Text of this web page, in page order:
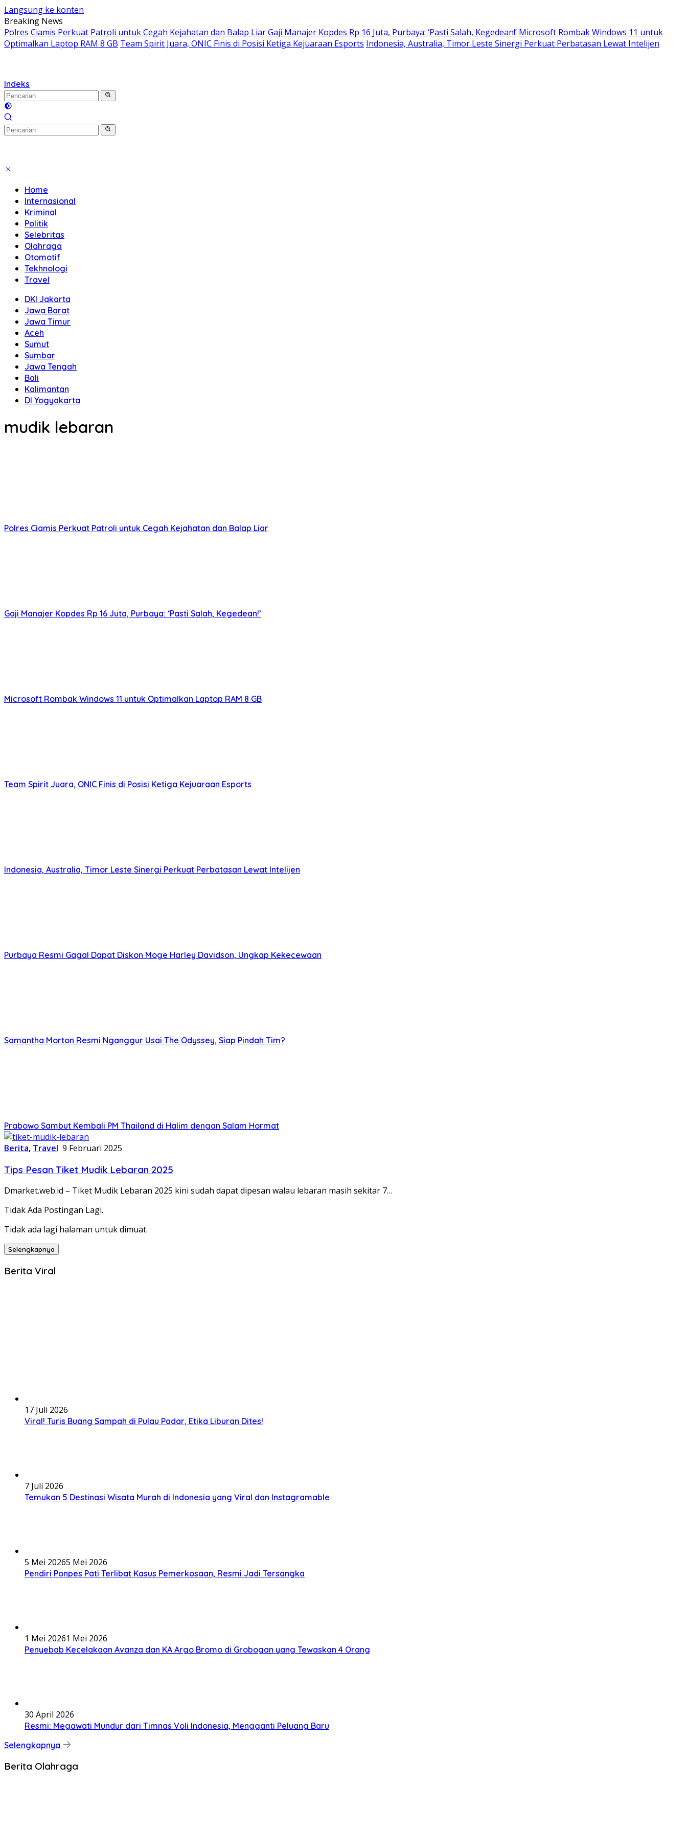
Langsung ke konten
Breaking News
Polres Ciamis Perkuat Patroli untuk Cegah Kejahatan dan Balap LiarGaji Manajer Kopdes Rp 16 Juta, Purbaya: ‘Pasti Salah, Kegedean!’ Microsoft Rombak Windows 11 untuk
Optimalkan Laptop RAM 8 GB Team Spirit Juara, ONIC Finis di Posisi Ketiga Kejuaraan Esports Indonesia, Australia, Timor Leste Sinergi Perkuat Perbatasan Lewat Intelijen
Indeks
Home
Internasional
Kriminal
Politik
Selebritas
Olahraga
Otomotif
Tekhnologi
Travel
DKI Jakarta
Jawa Barat
Jawa Timur
Aceh
Sumut
Sumbar
Jawa Tengah
Bali
Kalimantan
DI Yogyakarta
mudik lebaran
Polres Ciamis Perkuat Patroli untuk Cegah Kejahatan dan Balap Liar
Gaji Manajer Kopdes Rp 16 Juta, Purbaya: ‘Pasti Salah, Kegedean!’
Microsoft Rombak Windows 11 untuk Optimalkan Laptop RAM 8 GB
Team Spirit Juara, ONIC Finis di Posisi Ketiga Kejuaraan Esports
Indonesia, Australia, Timor Leste Sinergi Perkuat Perbatasan Lewat Intelijen
Purbaya Resmi Gagal Dapat Diskon Moge Harley Davidson, Ungkap Kekecewaan
Samantha Morton Resmi Nganggur Usai The Odyssey, Siap Pindah Tim?
Prabowo Sambut Kembali PM Thailand di Halim dengan Salam Hormat
Berita, Travel 9 Februari 2025
Tips Pesan Tiket Mudik Lebaran 2025
Dmarket.web.id – Tiket Mudik Lebaran 2025 kini sudah dapat dipesan walau lebaran masih sekitar 7…
Tidak Ada Postingan Lagi.
Tidak ada lagi halaman untuk dimuat.
Selengkapnya
Berita Viral
17 Juli 2026
Viral! Turis Buang Sampah di Pulau Padar, Etika Liburan Dites!
7 Juli 2026
Temukan 5 Destinasi Wisata Murah di Indonesia yang Viral dan Instagramable
5 Mei 20265 Mei 2026
Pendiri Ponpes Pati Terlibat Kasus Pemerkosaan, Resmi Jadi Tersangka
1 Mei 20261 Mei 2026
Penyebab Kecelakaan Avanza dan KA Argo Bromo di Grobogan yang Tewaskan 4 Orang
30 April 2026
Resmi: Megawati Mundur dari Timnas Voli Indonesia, Mengganti Peluang Baru
Selengkapnya
Berita Olahraga